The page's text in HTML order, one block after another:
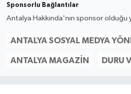
Sponsorlu Bağlantılar
Antalya Hakkında'nın sponsor olduğu
ANTALYA SOSYAL MEDYA
ANTALYA MAGAZIN DURU